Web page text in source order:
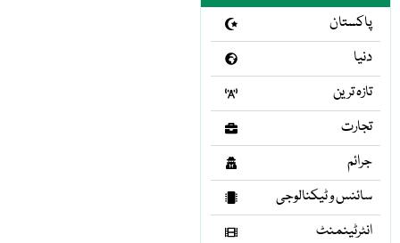
پاکستان
دنیا
تازہ ترین
تجارت
جرائم
سائنس و ٹیکنالوجی
انٹرٹینمنٹ